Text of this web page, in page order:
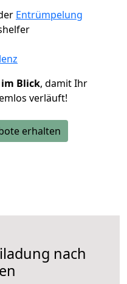
Entrümpelung
Blick, damit Ihr
verläuft!
erhalten
nach